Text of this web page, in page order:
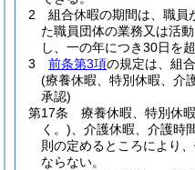
2
組合休暇の期間は、職員
た職員団体の業務又は活
し、一の年につき30日を
3
前条第3項の規定は、組
(療養休暇、特別休暇、介
承認)
第17条
療養休暇、特別休暇
く。) 、介護休暇、介護時
則の定めるところにより
ならない。